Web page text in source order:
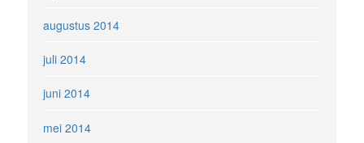
augustus 2014
juli 2014
juni 2014
mei 2014